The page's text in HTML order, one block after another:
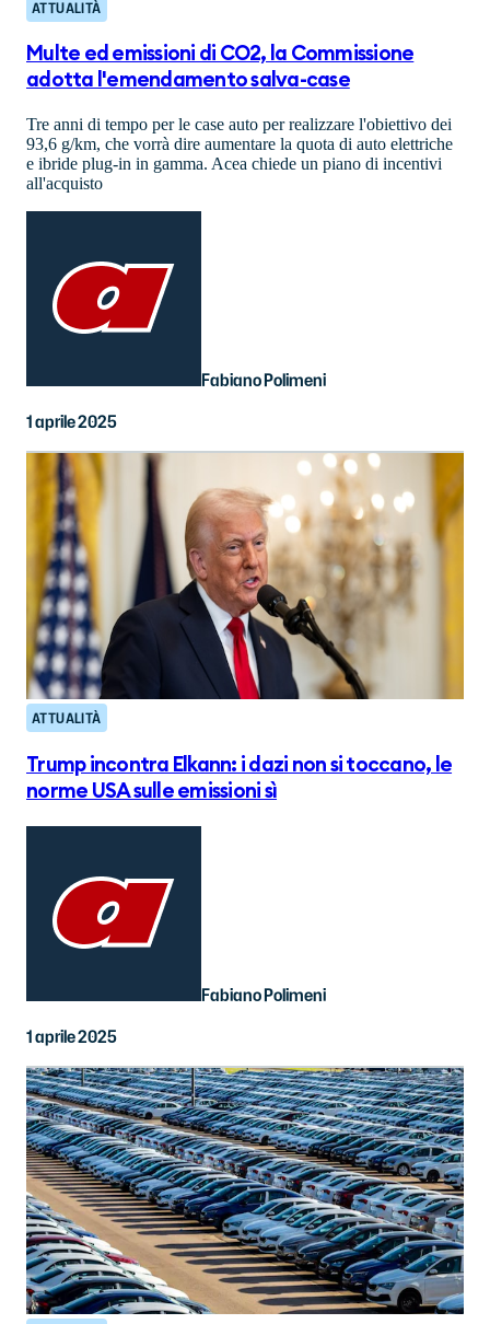
ATTUALITÀ
Multe ed emissioni di CO2, la Commissione
adotta l'emendamento salva-case
Tre anni di tempo per le case auto per realizzare l'obiettivo dei
93,6 g/km, che vorrà dire aumentare la quota di auto elettriche
e ibride plug-in in gamma. Acea chiede un piano di incentivi
all'acquisto
Fabiano Polimeni
1 aprile 2025
ATTUALITÀ
Trump incontra Elkann: i dazi non si toccano, le
norme USA sulle emissioni sì
Fabiano Polimeni
1 aprile 2025